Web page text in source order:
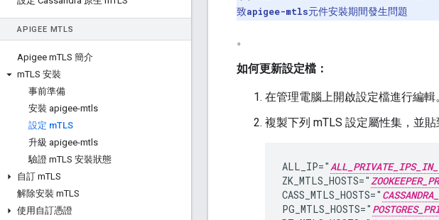
APIGEE MTLS
Apigee mTLS 簡介
mTLS 安裝
事前準備
安裝 apigee-mtls
設定 mTLS
升級 apigee-mtls
驗證 mTLS 安裝狀態
自訂 mTLS
解除安裝 mTLS
使用自訂憑證
致apigee-mtls元件安裝期間發生問題
。
如何更新設定檔：
在管理電腦上開啟設定檔進行編輯
複製下列 mTLS 設定屬性集，並貼
ALL_IP="
ZK_MTLS_HOSTS="
CASS_MTLS_HOSTS="
PG_MTLS_HOSTS="